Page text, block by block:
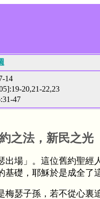
14
20,21-22,23
47
之法，新民之光
出場」。這位舊約聖經
基礎，耶穌於是成全了
梅瑟子孫，若不從心裏